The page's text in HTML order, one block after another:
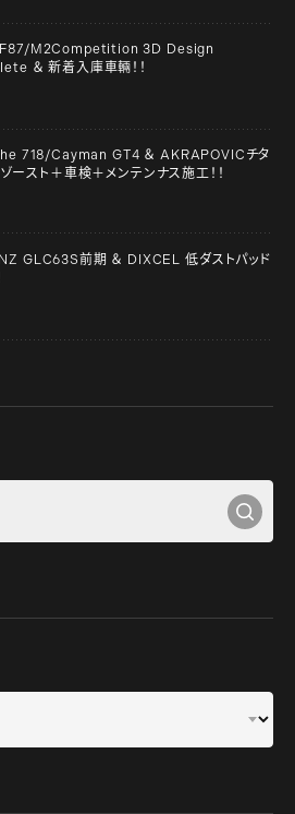
F87/M2Competition 3D Design
＆ 新着入庫車輛！！
718/Cayman GT4 ＆ AKRAPOVICチタ
ースト＋車検＋メンテンナス施工！！
GLC63S前期 ＆ DIXCEL 低ダストパッド